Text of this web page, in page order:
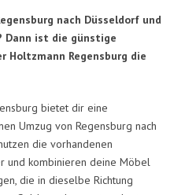
nach Düsseldorf und
Dann ist die günstige
Holtzmann Regensburg die
bietet dir eine
Umzug von Regensburg nach
die vorhandenen
und kombinieren deine Möbel
die in dieselbe Richtung